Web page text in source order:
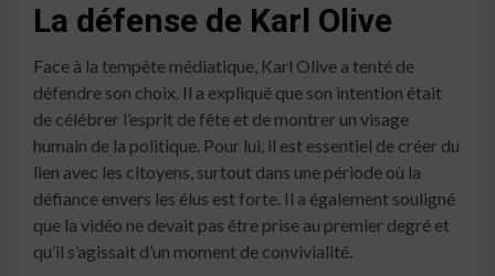
La défense de Karl Olive
Face à la tempête médiatique, Karl Olive a tenté de
défendre son choix. Il a expliqué que son intention était
de célébrer l’esprit de fête et de montrer un visage
humain de la politique. Pour lui, il est essentiel de créer du
lien avec les citoyens, surtout dans une période où la
défiance envers les élus est forte. Il a également souligné
que la vidéo ne devait pas être prise au premier degré et
qu’il s’agissait d’un moment de convivialité.